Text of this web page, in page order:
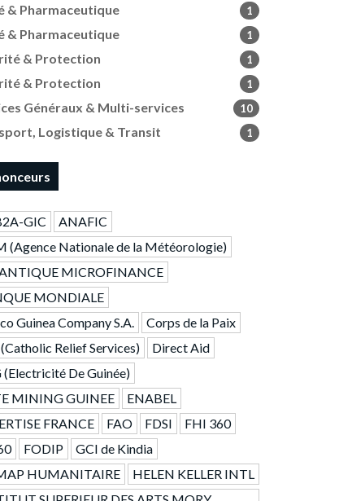
& Pharmaceutique 1
& Pharmaceutique 1
& Protection 1
& Protection 1
Généraux & Multi-services 10
Logistique & Transit 1
GIC
ANAFIC
(Agence Nationale de la Météorologie)
MICROFINANCE
MONDIALE
Guinea Company S.A.
Corps de la Paix
(Catholic Relief Services)
Direct Aid
(Electricité De Guinée)
MINING GUINEE
ENABEL
FRANCE
FAO FDSI
FHI 360
FODIP
GCI de Kindia
HUMANITAIRE
HELEN KELLER INTL